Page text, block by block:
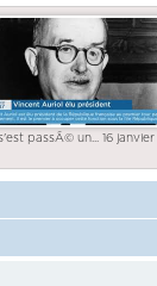
s'est passÃ© un... 16 janvier